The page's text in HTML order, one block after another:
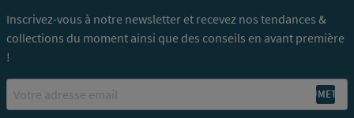
Inscrivez-vous à notre newsletter et recevez nos tendances &
collections du moment ainsi que des conseils en avant première
!